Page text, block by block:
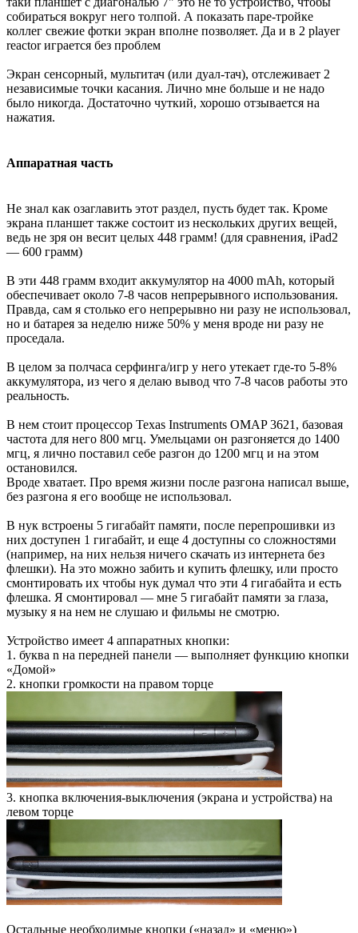
собираться вокруг него толпой. А показать паре-тройке
коллег свежие фотки экран вполне позволяет. Да и в 2 player
reactor играется без проблем
Экран сенсорный, мультитач (или дуал-тач), отслеживает 2
независимые точки касания. Лично мне больше и не надо
было никогда. Достаточно чуткий, хорошо отзывается на
нажатия.
Аппаратная часть
Не знал как озаглавить этот раздел, пусть будет так. Кроме
экрана планшет также состоит из нескольких других вещей,
ведь не зря он весит целых 448 грамм! (для сравнения, iPad2
— 600 грамм)
В эти 448 грамм входит аккумулятор на 4000 mAh, который
обеспечивает около 7-8 часов непрерывного использования.
Правда, сам я столько его непрерывно ни разу не использовал,
но и батарея за неделю ниже 50% у меня вроде ни разу не
проседала.
В целом за полчаса серфинга/игр у него утекает где-то 5-8%
аккумулятора, из чего я делаю вывод что 7-8 часов работы это
реальность.
В нем стоит процессор Texas Instruments OMAP 3621, базовая
частота для него 800 мгц. Умельцами он разгоняется до 1400
мгц, я лично поставил себе разгон до 1200 мгц и на этом
остановился.
Вроде хватает. Про время жизни после разгона написал выше,
без разгона я его вообще не использовал.
В нук встроены 5 гигабайт памяти, после перепрошивки из
них доступен 1 гигабайт, и еще 4 доступны со сложностями
(например, на них нельзя ничего скачать из интернета без
флешки). На это можно забить и купить флешку, или просто
смонтировать их чтобы нук думал что эти 4 гигабайта и есть
флешка. Я смонтировал — мне 5 гигабайт памяти за глаза,
музыку я на нем не слушаю и фильмы не смотрю.
Устройство имеет 4 аппаратных кнопки:
1. буква n на передней панели — выполняет функцию кнопки
«Домой»
2. кнопки громкости на правом торце
3. кнопка включения-выключения (экрана и устройства) на
левом торце
Остальные необходимые кнопки («назад» и «меню»)